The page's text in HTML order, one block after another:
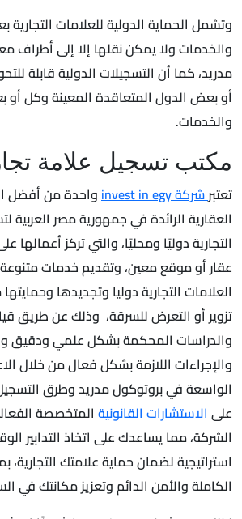
وتشمل الحماية الدولية للعلامات
والخدمات ولا يمكن نقلها إلا إلى أطراف
مدريد، كما أن التسجيلات الدولية قابلة
أو بعض الدول المتعاقدة المعينة وكل
والخدمات.
مكتب تسجيل علامة
تعتبرشركة invest in egy
واحدة من أفضل
العقارية الرائدة في جمهورية مصر العربية
التجارية دوليًا ومحليًا، والتي تركز أعمالها
عقار أو موقع معين، وتقديم خدمات
العلامات التجارية دوليا وتجديدها
تزوير أو التعرض للسرقة، وذلك عن طريق
والدراسات المحكمة بشكل علمي ودقيق
والإجراءات اللازمة بشكل فعال من خلال
الواسعة في بروتوكول مدريد وطرق التسجيل
علىالاستشارات القانونية المتخصصة
الشركة، مما يساعدك على اتخاذ التدابير
استراتيجية لضمان حماية علامتك التجارية،
الكاملة والأمن الدائم وتعزيز مكانتك في